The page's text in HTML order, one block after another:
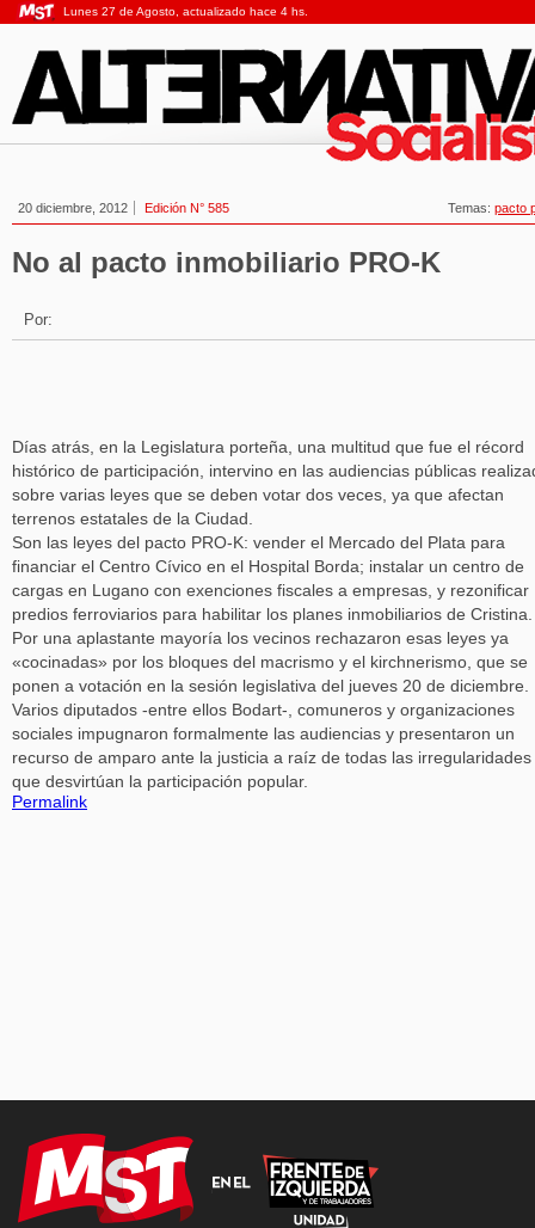
Lunes 27 de Agosto, actualizado hace 4 hs.
20 diciembre, 2012 Edición N° 585 Temas: pacto
No al pacto inmobiliario PRO-K
Por:
Días atrás, en la Legislatura porteña, una multitud que fue el récord
histórico de participación, intervino en las audiencias públicas
sobre varias leyes que se deben votar dos veces, ya que afectan
terrenos estatales de la Ciudad.
Son las leyes del pacto PRO-K: vender el Mercado del Plata para
financiar el Centro Cívico en el Hospital Borda; instalar un centro de
cargas en Lugano con exenciones fiscales a empresas, y rezonificar
predios ferroviarios para habilitar los planes inmobiliarios de Cristina.
Por una aplastante mayoría los vecinos rechazaron esas leyes ya
«cocinadas» por los bloques del macrismo y el kirchnerismo, que se
ponen a votación en la sesión legislativa del jueves 20 de diciembre.
Varios diputados -entre ellos Bodart-, comuneros y organizaciones
sociales impugnaron formalmente las audiencias y presentaron un
recurso de amparo ante la justicia a raíz de todas las irregularidades
que desvirtúan la participación popular.
Permalink